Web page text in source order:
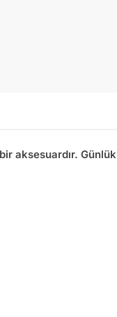
aksesuardır. Günlük